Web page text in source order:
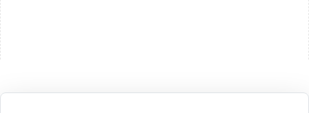
Podolog Derya